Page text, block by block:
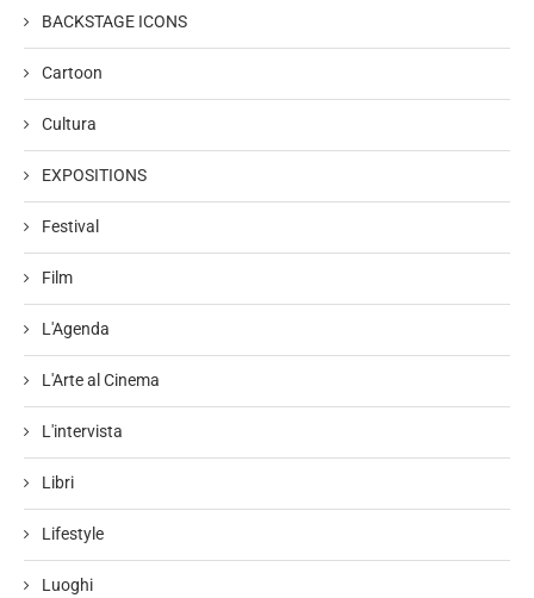
BACKSTAGE ICONS
Cartoon
Cultura
EXPOSITIONS
Festival
Film
L'Agenda
L'Arte al Cinema
L'intervista
Libri
Lifestyle
Luoghi